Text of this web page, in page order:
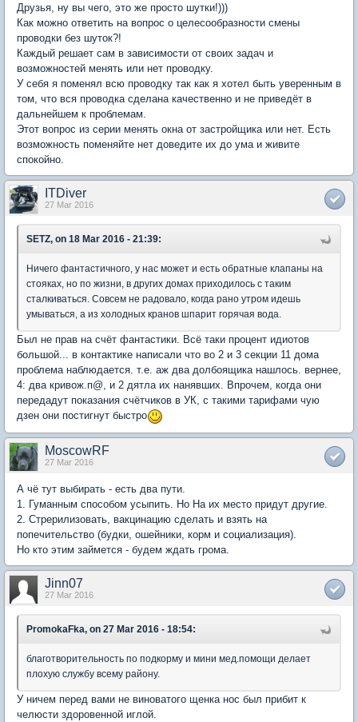
Друзья, ну вы чего, это же просто шутки!)))
Как можно ответить на вопрос о целесообразности смены
проводки без шуток?!
Каждый решает сам в зависимости от своих задач и
возможностей менять или нет проводку.
У себя я поменял всю проводку так как я хотел быть уверенным в
том, что вся проводка сделана качественно и не приведёт в
дальнейшем к проблемам.
Этот вопрос из серии менять окна от застройщика или нет. Есть
возможность поменяйте нет доведите их до ума и живите
спокойно.
ITDiver
27 Mar 2016
SETZ, on 18 Mar 2016 - 21:39:
Ничего фантастичного, у нас может и есть обратные клапаны на
стояках, но по жизни, в других домах приходилось с таким
сталкиваться. Совсем не радовало, когда рано утром идешь
умываться, а из холодных кранов шпарит горячая вода.
Был не прав на счёт фантастики. Всё таки процент идиотов
большой... в контактике написали что во 2 и 3 секции 11 дома
проблема наблюдается. т.е. аж два долбоящика нашлось. вернее,
4: два кривож.п@, и 2 дятла их нанявших. Впрочем, когда они
передадут показания счётчиков в УК, с такими тарифами чую
дзен они постигнут быстро
MoscowRF
27 Mar 2016
А чё тут выбирать - есть два пути.
1. Гуманным способом усыпить. Но На их место придут другие.
2. Стрерилизовать, вакцинацию сделать и взять на
попечительство (будки, ошейники, корм и социализация).
Но кто этим займется - будем ждать грома.
Jinn07
27 Mar 2016
PromokaFka, on 27 Mar 2016 - 18:54:
благотворительность по подкорму и мини мед.помощи делает
плохую службу всему району.
У ничем перед вами не виноватого щенка нос был прибит к
челюсти здоровенной иглой.